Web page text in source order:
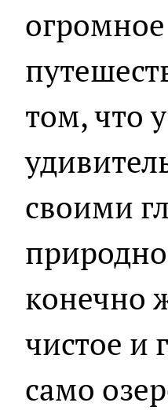
том, что
своими
конечно
чистое и
само